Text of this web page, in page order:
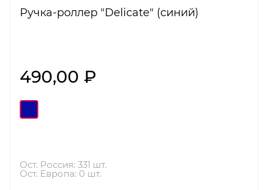
Ручка-роллер "Delicate" (синий)
490,00 ₽
Ост. Россия: 331 шт.
Ост. Европа: 0 шт.